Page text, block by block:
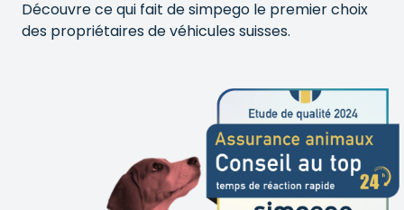
Découvre ce qui fait de simpego le premier choix
des propriétaires de véhicules suisses.